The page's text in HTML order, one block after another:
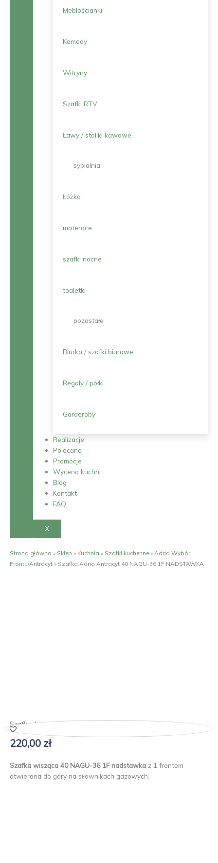
Meblościanki
Komody
Witryny
Szafki RTV
Ławy / stoliki kawowe
sypialnia
Łóżka
materace
szafki nocne
toaletki
pozostałe
Biurka / szafki biurowe
Regały / półki
Garderoby
Realizacje
Polecane
Promocje
Wycena kuchni
Blog
Kontakt
FAQ
X
Strona główna » Sklep » Kuchnia » Szafki kuchenne » Adria Wybór
Frontu/Antracyt » Szafka Adria Antracyt 40 NAGU-36 1F NADSTAWKA
Szafka Adria Antracyt 40 NAGU-36 1F NADSTAWKA
220,00 zł
Szafka wisząca 40 NAGU-36 1F nadstawka z 1 frontem
otwierana do góry na siłownikach gazowych.